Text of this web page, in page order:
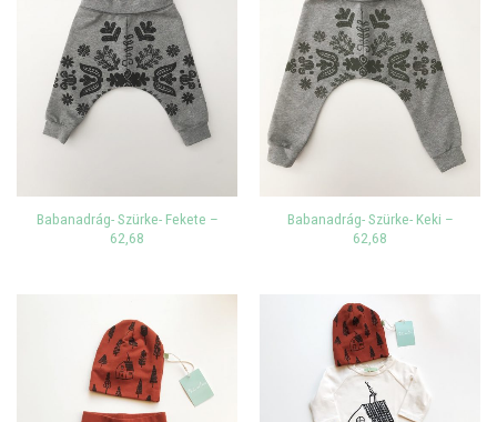
Babanadrág- Szürke- Fekete –
62,68
Babanadrág- Szürke- Keki –
62,68